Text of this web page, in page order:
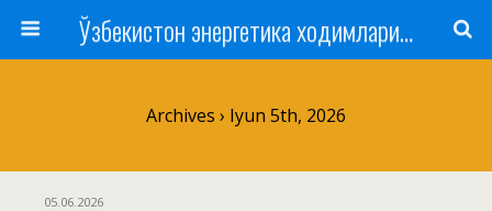
Ўзбекистон энергетика ходимлари касаба уюшмаси
Archives › Iyun 5th, 2026
05.06.2026